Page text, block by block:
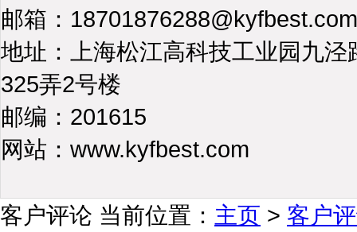
邮箱：18701876288@kyfbest.com
地址：上海松江高科技工业园九泾
325弄2号楼
邮编：201615
网站：www.kyfbest.com
客户评论 当前位置： 主页 > 客户